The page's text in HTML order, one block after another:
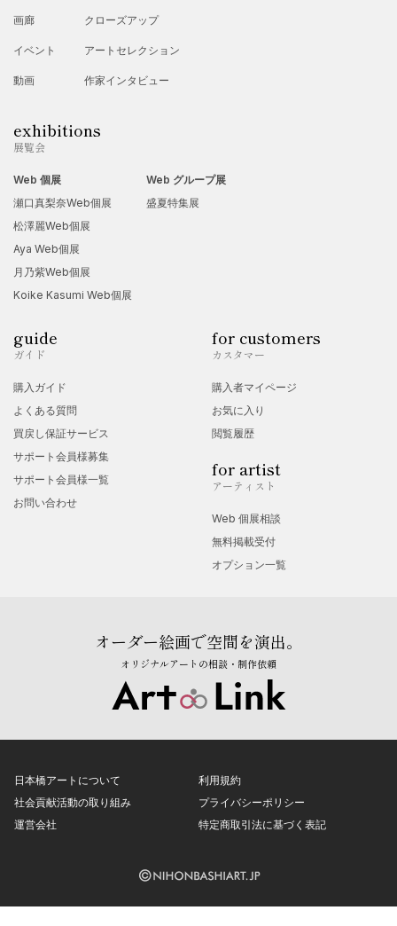
画廊
イベント
動画
クローズアップ
アートセレクション
作家インタビュー
exhibitions
展覧会
Web 個展
瀬口真梨奈Web個展
松澤麗Web個展
Aya Web個展
月乃紫Web個展
Koike Kasumi Web個展
Web グループ展
盛夏特集展
guide
ガイド
購入ガイド
よくある質問
買戻し保証サービス
サポート会員様募集
サポート会員様一覧
お問い合わせ
for customers
カスタマー
購入者マイページ
お気に入り
閲覧履歴
for artist
アーティスト
Web 個展相談
無料掲載受付
オプション一覧
オーダー絵画で空間を演出。
オリジナルアートの相談・制作依頼
日本橋アートについて
社会貢献活動の取り組み
運営会社
利用規約
プライバシーポリシー
特定商取引法に基づく表記